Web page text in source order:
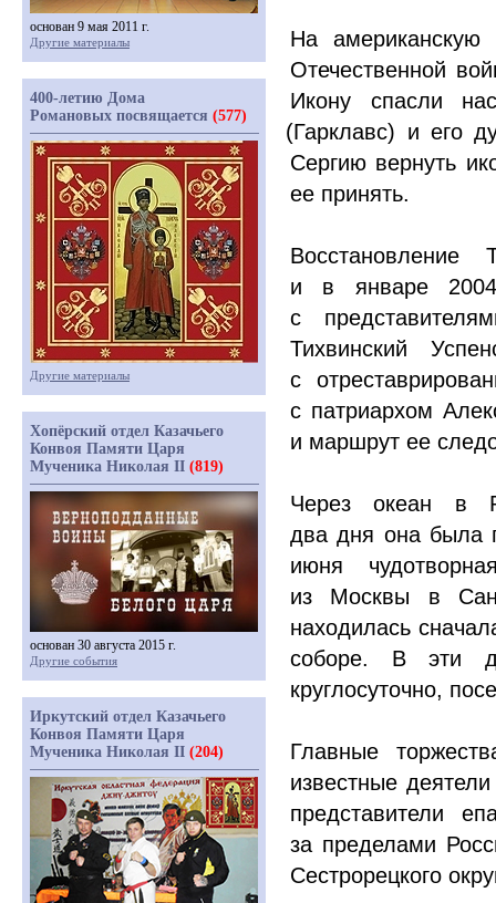
На
Отечественной
Икону спасли
(Гарклавс) и его
Сергию вернуть
ее принять.
Восстановление
и в январе 2004
с
Тихвинский
с
с патриархом
и маршрут ее
Через океан в
два дня она была
июня
из Москвы в
находилась
соборе. В эти
круглосуточно,
Главные
известные
представители
за пределами
Сестрорецкого
основан 9 мая 2011 г.
Другие материалы
400-летию Дома
Романовых посвящается (577)
Другие материалы
Хопёрский отдел Казачьего
Конвоя Памяти Царя
Мученика Николая II (819)
основан 30 августа 2015 г.
Другие события
Иркутский отдел Казачьего
Конвоя Памяти Царя
Мученика Николая II (204)